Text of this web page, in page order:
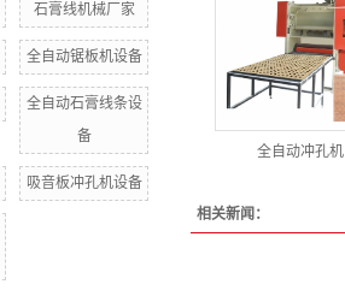
石膏线机械厂家
全自动锯板机设备
全自动石膏线条设
备
吸音板冲孔机设备
全自动冲孔机
相关新闻：